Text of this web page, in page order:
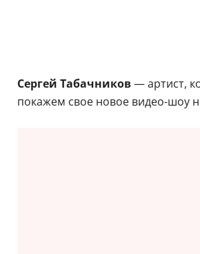
Сергей Табачников— артист,
покажем свое новое видео-шоу